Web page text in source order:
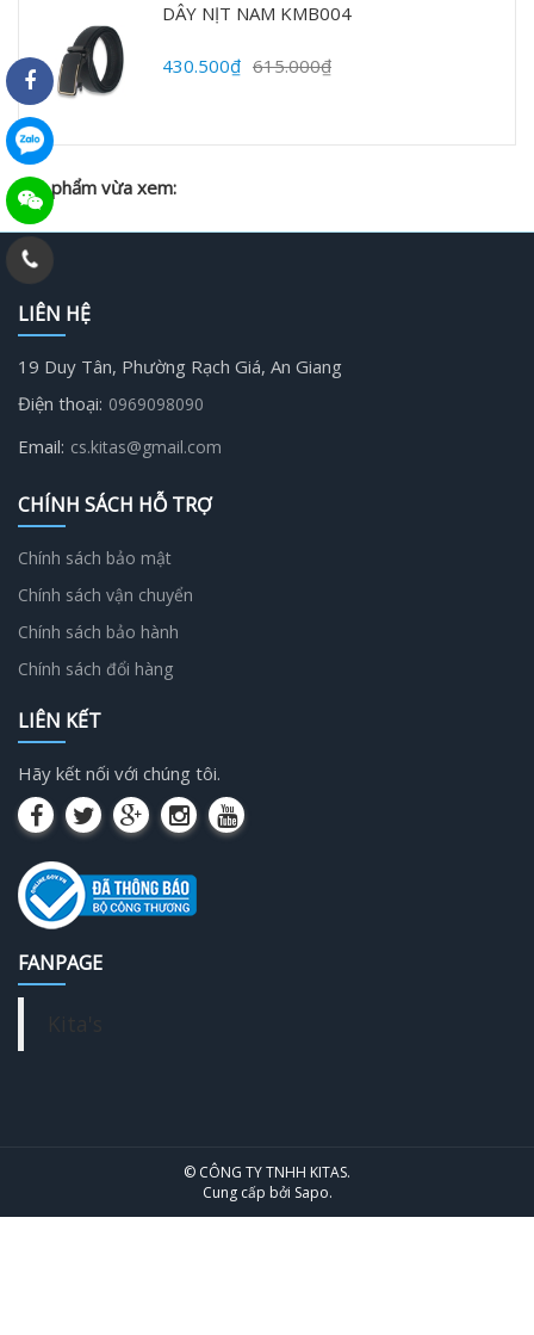
DÂY NỊT NAM KMB004
430.500₫ 615.000₫
Sản phẩm vừa xem:
LIÊN HỆ
19 Duy Tân, Phường Rạch Giá, An Giang
Điện thoại: 0969098090
Email: cs.kitas@gmail.com
CHÍNH SÁCH HỖ TRỢ
Chính sách bảo mật
Chính sách vận chuyển
Chính sách bảo hành
Chính sách đổi hàng
LIÊN KẾT
Hãy kết nối với chúng tôi.
FANPAGE
© CÔNG TY TNHH KITAS.
Cung cấp bởi Sapo.